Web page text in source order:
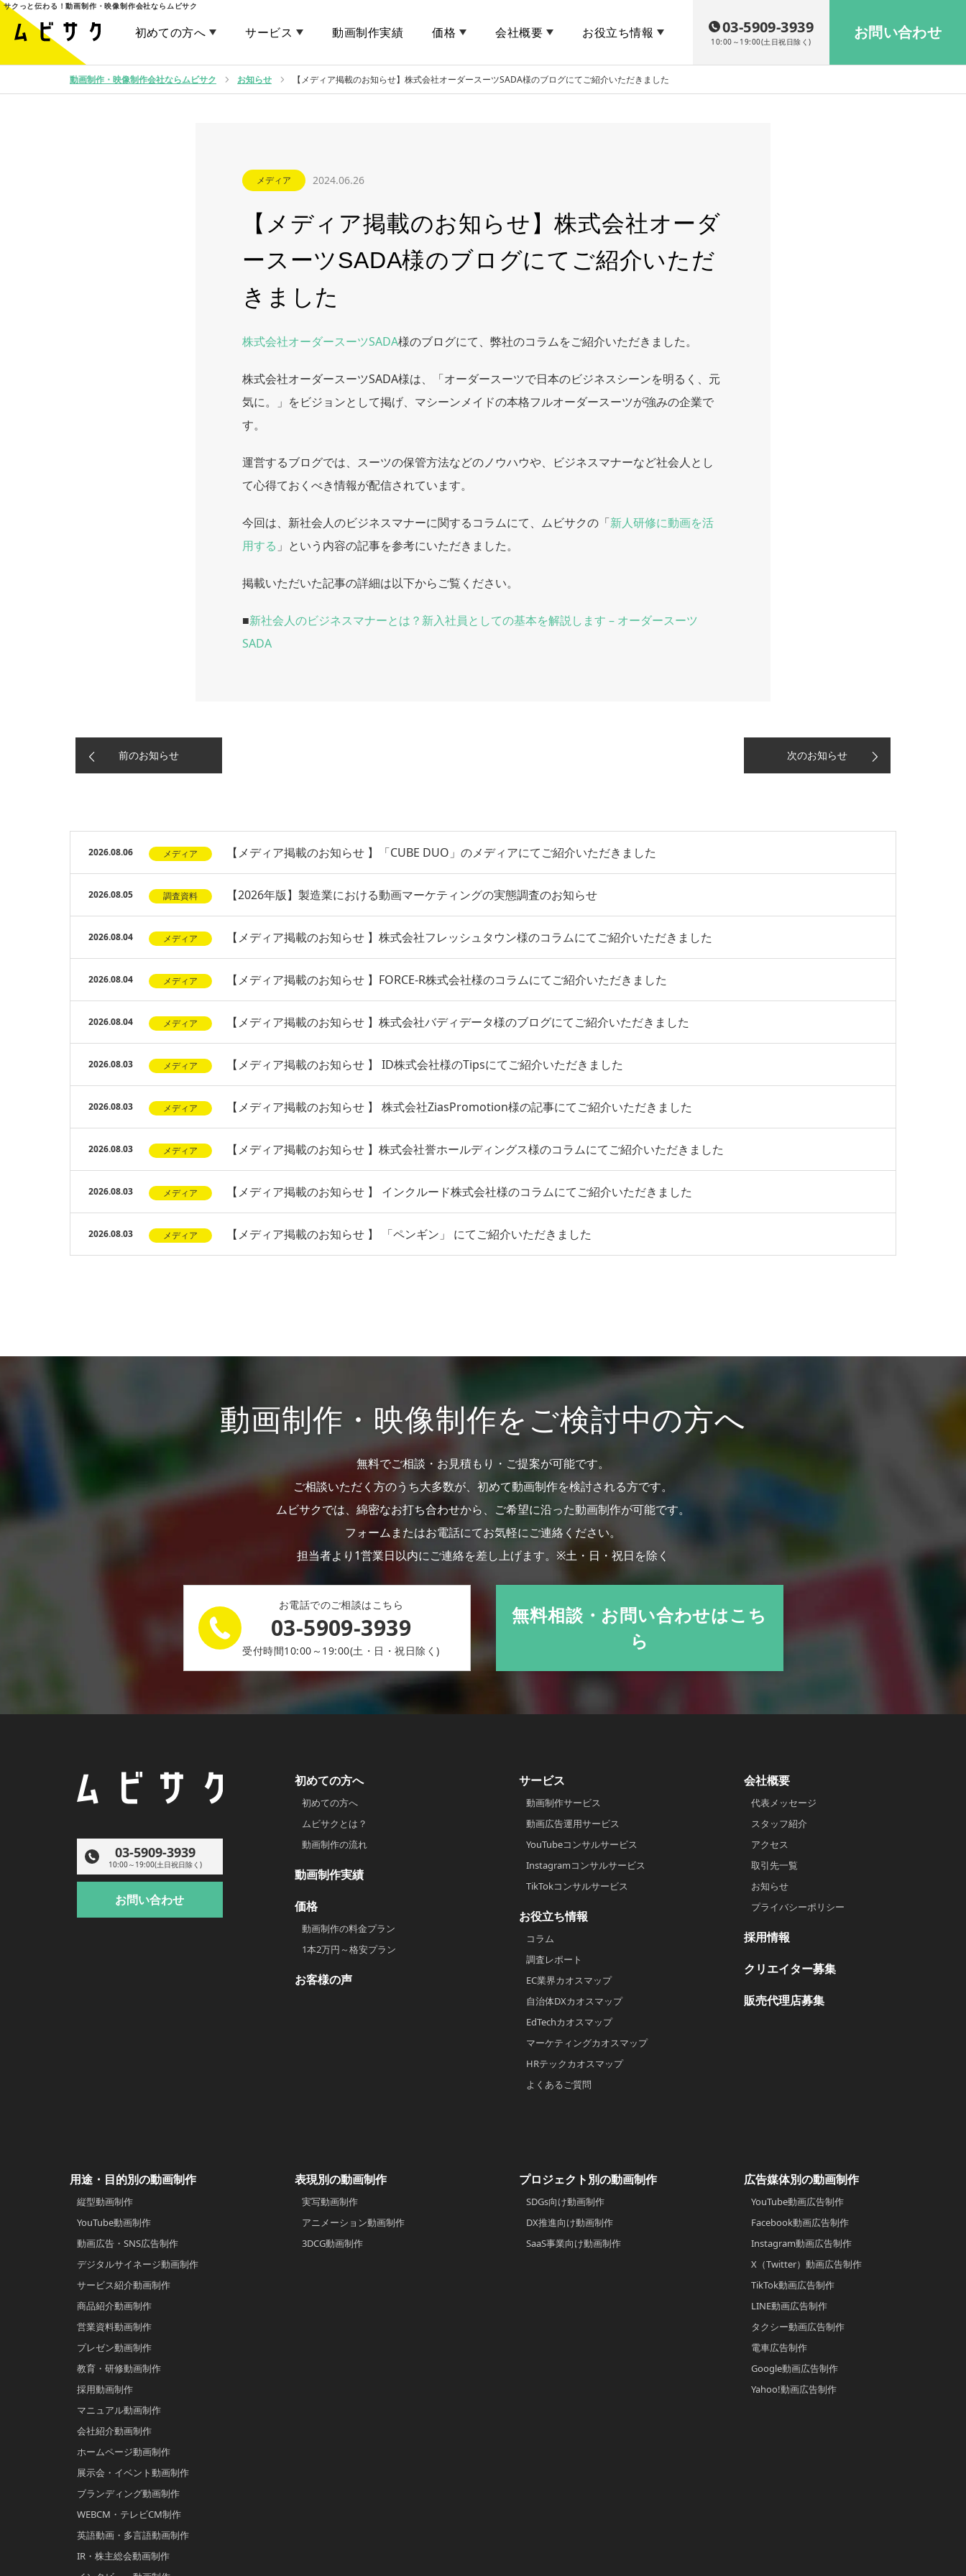
03-5909-3939
10:00～19:00(土日祝日除く) お問い合わせ
初めての方へ サービス 動画制作実績 価格 会社概要 お役立ち情報
サクっと伝わる！動画制作・映像制作会社ならムビサク
動画制作・映像制作会社ならムビサク お知らせ 【メディア掲載のお知らせ】株式会社オーダースーツSADA様のブログにてご紹介いただきました
メディア 2024.06.26
【メディア掲載のお知らせ】株式会社オーダ
ースーツSADA様のブログにてご紹介いただ
きました
株式会社オーダースーツSADA様のブログにて、弊社のコラムをご紹介いただきました。
株式会社オーダースーツSADA様は、「オーダースーツで日本のビジネスシーンを明るく、元
気に。」をビジョンとして掲げ、マシーンメイドの本格フルオーダースーツが強みの企業で
す。
運営するブログでは、スーツの保管方法などのノウハウや、ビジネスマナーなど社会人とし
て心得ておくべき情報が配信されています。
今回は、新社会人のビジネスマナーに関するコラムにて、ムビサクの「新人研修に動画を活
用する 」という内容の記事を参考にいただきました。
掲載いただいた記事の詳細は以下からご覧ください。
■新社会人のビジネスマナーとは？新入社員としての基本を解説します – オーダースーツ
SADA
前のお知らせ 次のお知らせ
2026.08.06 メディア 【メディア掲載のお知らせ 】「CUBE DUO」のメディアにてご紹介いただきました
2026.08.05 調査資料 【2026年版】製造業における動画マーケティングの実態調査のお知らせ
2026.08.04 メディア 【メディア掲載のお知らせ 】株式会社フレッシュタウン様のコラムにてご紹介いただきました
2026.08.04 メディア 【メディア掲載のお知らせ 】FORCE-R株式会社様のコラムにてご紹介いただきました
2026.08.04 メディア 【メディア掲載のお知らせ 】株式会社バディデータ様のブログにてご紹介いただきました
2026.08.03 メディア 【メディア掲載のお知らせ 】 ID株式会社様のTipsにてご紹介いただきました
2026.08.03 メディア 【メディア掲載のお知らせ 】 株式会社ZiasPromotion様の記事にてご紹介いただきました
2026.08.03 メディア 【メディア掲載のお知らせ 】株式会社誉ホールディングス様のコラムにてご紹介いただきました
2026.08.03 メディア 【メディア掲載のお知らせ 】 インクルード株式会社様のコラムにてご紹介いただきました
2026.08.03 メディア 【メディア掲載のお知らせ 】 「ペンギン」 にてご紹介いただきました
動画制作・映像制作を ご検討中の方へ
無料でご相談・お見積もり・ご提案が可能です。
ご相談いただく方のうち大多数が、初めて動画制作を検討される方です。
ムビサクでは、綿密なお打ち合わせから、ご希望に沿った動画制作が可能です。
フォームまたはお電話にてお気軽にご連絡ください。
担当者より1営業日以内にご連絡を差し上げます。 ※土・日・祝日を除く
お電話でのご相談はこちら
03-5909-3939
受付時間10:00～19:00(土・日・祝日除く)
無料相談・お問い合わせはこち
ら
03-5909-3939
10:00～19:00(土日祝日除く)
お問い合わせ
初めての方へ
初めての方へ
ムビサクとは？
動画制作の流れ
動画制作実績
価格
動画制作の料金プラン
1本2万円～格安プラン
お客様の声
サービス
動画制作サービス
動画広告運用サービス
YouTubeコンサルサービス
Instagramコンサルサービス
TikTokコンサルサービス
お役立ち情報
コラム
調査レポート
EC業界カオスマップ
自治体DXカオスマップ
EdTechカオスマップ
マーケティングカオスマップ
HRテックカオスマップ
よくあるご質問
会社概要
代表メッセージ
スタッフ紹介
アクセス
取引先一覧
お知らせ
プライバシーポリシー
採用情報
クリエイター募集
販売代理店募集
用途・目的別の動画制作
縦型動画制作
YouTube動画制作
動画広告・SNS広告制作
デジタルサイネージ動画制作
サービス紹介動画制作
商品紹介動画制作
営業資料動画制作
プレゼン動画制作
教育・研修動画制作
採用動画制作
マニュアル動画制作
会社紹介動画制作
ホームページ動画制作
展示会・イベント動画制作
ブランディング動画制作
WEBCM・テレビCM制作
英語動画・多言語動画制作
IR・株主総会動画制作
表現別の動画制作
実写動画制作
アニメーション動画制作
3DCG動画制作
プロジェクト別の動画制作
SDGs向け動画制作
DX推進向け動画制作
SaaS事業向け動画制作
広告媒体別の動画制作
YouTube動画広告制作
Facebook動画広告制作
Instagram動画広告制作
X（Twitter）動画広告制作
TikTok動画広告制作
LINE動画広告制作
タクシー動画広告制作
電車広告制作
Google動画広告制作
Yahoo!動画広告制作